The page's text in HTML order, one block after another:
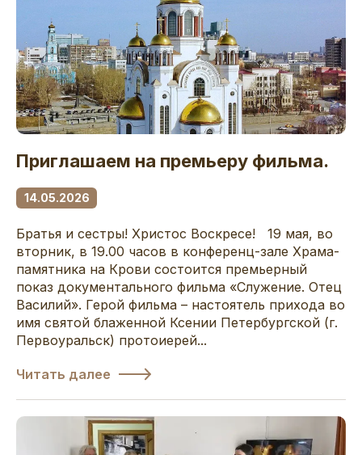
Приглашаем на премьеру фильма.
14.05.2026
Братья и сестры! Христос Воскресе! 19 мая, во
вторник, в 19.00 часов в конференц-зале Храма-
памятника на Крови состоится премьерный
показ документального фильма «Служение. Отец
Василий». Герой фильма – настоятель прихода во
имя святой блаженной Ксении Петербургской (г.
Первоуральск) протоиерей...
Читать далее